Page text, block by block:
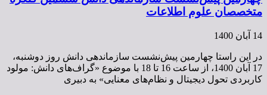
متخصصان علوم اطلاعات
14 آبان 1400
در این راستا چهارمین پیش‌نشست سازماندهی دانش روز دوشنبه،‌
17 آبان 1400، از ساعت 16 تا 18 با موضوع «گراف‌های دانش: مولود
کاربردی تحول دیجیتال و نظام‌های معنایی» به دبیری